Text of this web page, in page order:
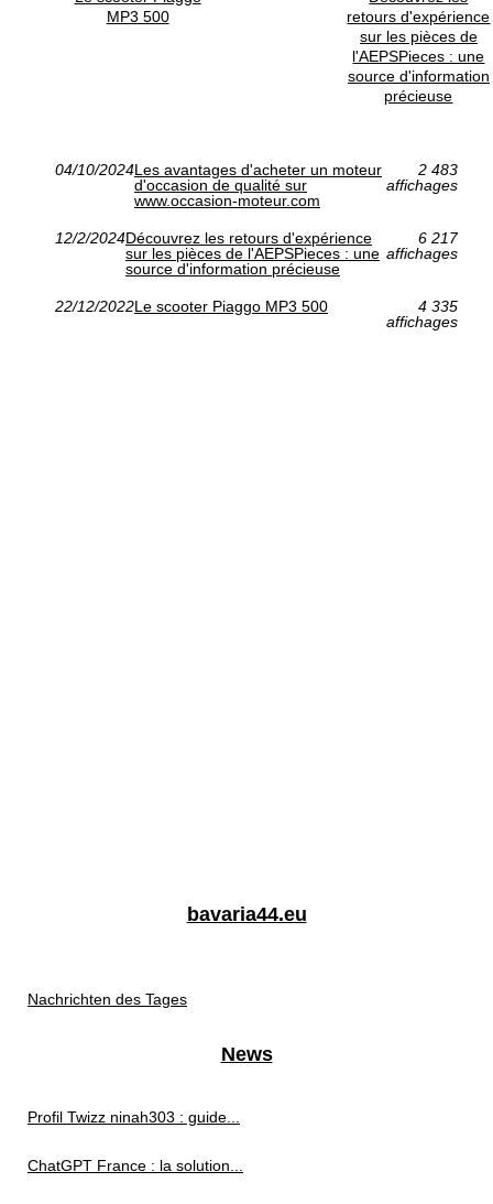
MP3 500
retours d'expérience
sur les pièces de
l'AEPSPieces : une
source d'information
précieuse
04/10/2024Les avantages d'acheter un moteur
d'occasion de qualité sur
www.occasion-moteur.com
2 483
affichages
12/2/2024Découvrez les retours d'expérience
sur les pièces de l'AEPSPieces : une
source d'information précieuse
6 217
affichages
22/12/2022Le scooter Piaggo MP3 500
4 335
affichages
bavaria44.eu
Nachrichten des Tages
News
Profil Twizz ninah303 : guide...
ChatGPT France : la solution...